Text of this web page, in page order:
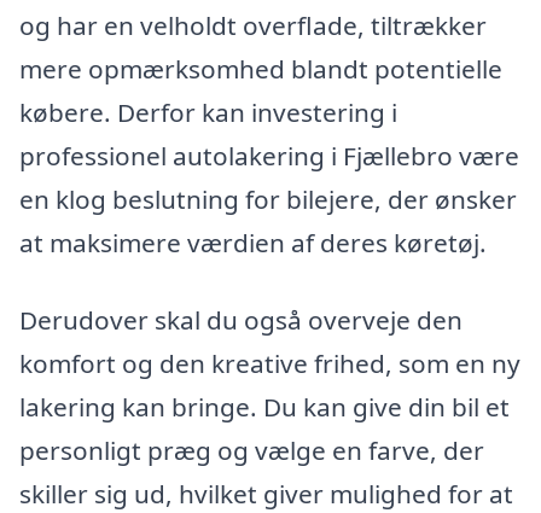
og har en velholdt overflade, tiltrækker
mere opmærksomhed blandt potentielle
købere. Derfor kan investering i
professionel autolakering i Fjællebro være
en klog beslutning for bilejere, der ønsker
at maksimere værdien af deres køretøj.
Derudover skal du også overveje den
komfort og den kreative frihed, som en ny
lakering kan bringe. Du kan give din bil et
personligt præg og vælge en farve, der
skiller sig ud, hvilket giver mulighed for at